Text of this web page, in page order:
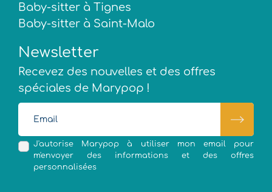
Baby-sitter à Tignes
Baby-sitter à Saint-Malo
Newsletter
Recevez des nouvelles et des offres
spéciales de Marypop !
J'autorise Marypop à utiliser mon email pour
m'envoyer des informations et des offres
personnalisées